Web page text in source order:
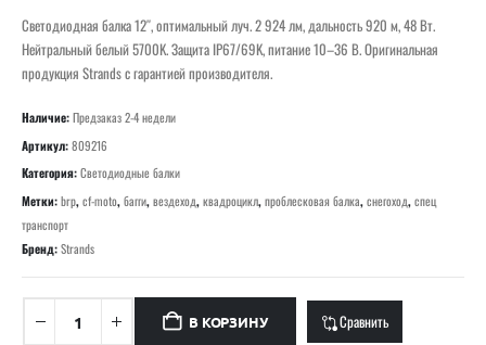
Светодиодная балка 12″, оптимальный луч. 2 924 лм, дальность 920 м, 48 Вт.
Нейтральный белый 5700K. Защита IP67/69K, питание 10–36 В. Оригинальная
продукция Strands с гарантией производителя.
Наличие:Предзаказ 2-4 недели
Артикул:809216
Категория:Светодиодные балки
Метки:brp,cf-moto,багги,вездеход,квадроцикл,проблесковая балка,снегоход,спец
транспорт
Бренд:Strands
В КОРЗИНУ Сравнить